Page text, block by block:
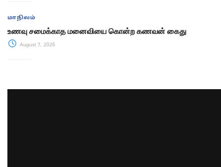
மாநிலம்
உணவு சமைக்காத மனைவியை கொன்ற கணவன் கைது
August 7, 2026